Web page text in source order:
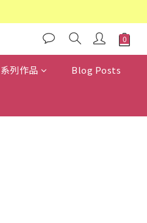
系列作品 Blog Posts